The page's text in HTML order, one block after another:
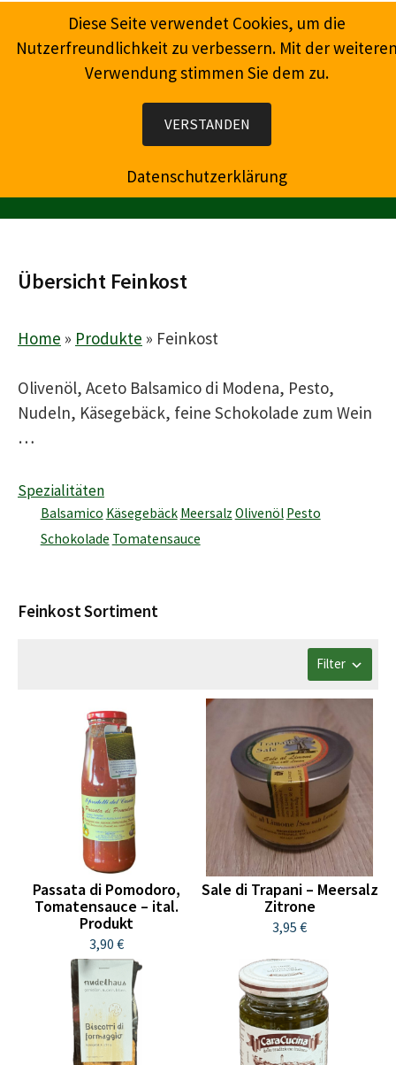
Inhalt
Wein, Champagner, Prosecco, Feinkost, Präsente
Übersicht Feinkost
Home » Produkte » Feinkost
Olivenöl, Aceto Balsamico di Modena, Pesto,
Nudeln, Käsegebäck, feine Schokolade zum Wein
…
Spezialitäten
Balsamico Käsegebäck Meersalz Olivenöl Pesto
Schokolade Tomatensauce
Feinkost Sortiment
Filter
Passata di Pomodoro,
Tomatensauce – ital.
Produkt
3,90 €
Sale di Trapani – Meersalz
Zitrone
3,95 €
Diese Seite verwendet Cookies, um die
Nutzerfreundlichkeit zu verbessern. Mit der
Verwendung stimmen Sie dem zu.
VERSTANDEN
Datenschutzerklärung